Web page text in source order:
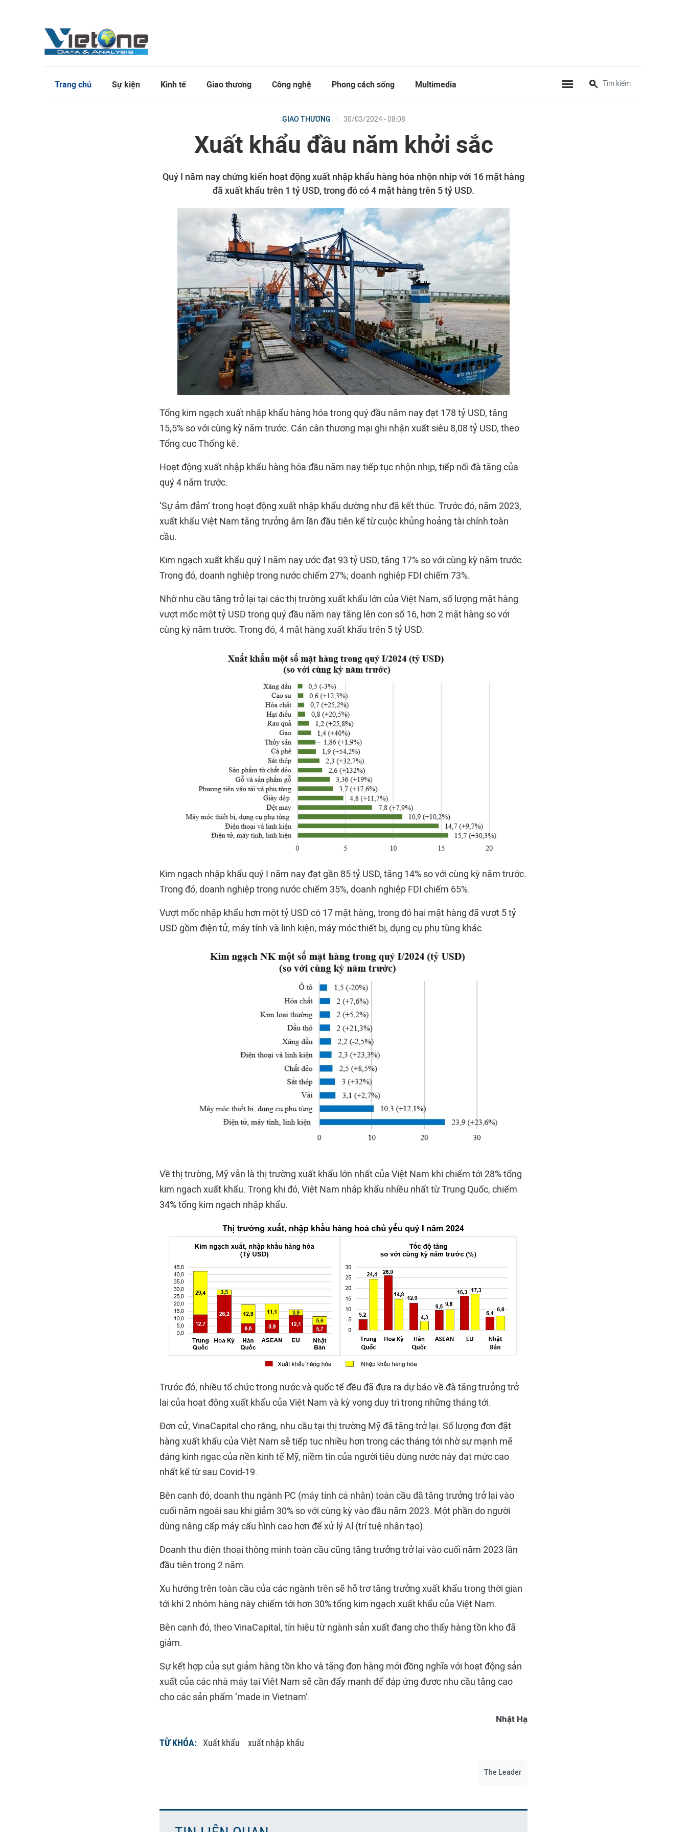
Trang chủ Sự kiện Kinh tế Giao thương Công nghệ Phong cách sống Multimedia
GIAO THƯƠNG 30/03/2024 - 08:08
Xuất khẩu đầu năm khởi sắc
Quý I năm nay chứng kiến hoạt động xuất nhập khẩu hàng hóa nhộn nhịp với 16 mặt hàng
đã xuất khẩu trên 1 tỷ USD, trong đó có 4 mặt hàng trên 5 tỷ USD.
Tổng kim ngạch xuất nhập khẩu hàng hóa trong quý đầu năm nay đạt 178 tỷ USD, tăng
15,5% so với cùng kỳ năm trước. Cán cân thương mại ghi nhận xuất siêu 8,08 tỷ USD, theo
Tổng cục Thống kê.
Hoạt động xuất nhập khẩu hàng hóa đầu năm nay tiếp tục nhộn nhịp, tiếp nối đà tăng của
quý 4 năm trước.
‘Sự ảm đảm’ trong hoạt động xuất nhập khẩu dường như đã kết thúc. Trước đó, năm 2023,
xuất khẩu Việt Nam tăng trưởng âm lần đầu tiên kể từ cuộc khủng hoảng tài chính toàn
cầu.
Kim ngạch xuất khẩu quý I năm nay ước đạt 93 tỷ USD, tăng 17% so với cùng kỳ năm trước.
Trong đó, doanh nghiệp trong nước chiếm 27%; doanh nghiệp FDI chiếm 73%.
Nhờ nhu cầu tăng trở lại tại các thị trường xuất khẩu lớn của Việt Nam, số lượng mặt hàng
vượt mốc một tỷ USD trong quý đầu năm nay tăng lên con số 16, hơn 2 mặt hàng so với
cùng kỳ năm trước. Trong đó, 4 mặt hàng xuất khẩu trên 5 tỷ USD.
Kim ngạch nhập khẩu quý I năm nay đạt gần 85 tỷ USD, tăng 14% so với cùng kỳ năm trước.
Trong đó, doanh nghiệp trong nước chiếm 35%, doanh nghiệp FDI chiếm 65%.
Vượt mốc nhập khẩu hơn một tỷ USD có 17 mặt hàng, trong đó hai mặt hàng đã vượt 5 tỷ
USD gồm điện tử, máy tính và linh kiện; máy móc thiết bị, dụng cụ phụ tùng khác.
Về thị trường, Mỹ vẫn là thị trường xuất khẩu lớn nhất của Việt Nam khi chiếm tới 28% tổng
kim ngạch xuất khẩu. Trong khi đó, Việt Nam nhập khẩu nhiều nhất từ Trung Quốc, chiếm
34% tổng kim ngạch nhập khẩu.
Trước đó, nhiều tổ chức trong nước và quốc tế đều đã đưa ra dự báo về đà tăng trưởng trở
lại của hoạt động xuất khẩu của Việt Nam và kỳ vọng duy trì trong những tháng tới.
Đơn cử, VinaCapital cho rằng, nhu cầu tại thị trường Mỹ đã tăng trở lại. Số lượng đơn đặt
hàng xuất khẩu của Việt Nam sẽ tiếp tục nhiều hơn trong các tháng tới nhờ sự mạnh mẽ
đáng kinh ngạc của nền kinh tế Mỹ, niềm tin của người tiêu dùng nước này đạt mức cao
nhất kể từ sau Covid-19.
Bên cạnh đó, doanh thu ngành PC (máy tính cá nhân) toàn cầu đã tăng trưởng trở lại vào
cuối năm ngoái sau khi giảm 30% so với cùng kỳ vào đầu năm 2023. Một phần do người
dùng nâng cấp máy cấu hình cao hơn để xử lý Al (trí tuệ nhân tạo).
Doanh thu điện thoại thông minh toàn cầu cũng tăng trưởng trở lại vào cuối năm 2023 lần
đầu tiên trong 2 năm.
Xu hướng trên toàn cầu của các ngành trên sẽ hỗ trợ tăng trưởng xuất khẩu trong thời gian
tới khi 2 nhóm hàng này chiếm tới hơn 30% tổng kim ngạch xuất khẩu của Việt Nam.
Bên cạnh đó, theo VinaCapital, tín hiệu từ ngành sản xuất đang cho thấy hàng tồn kho đã
giảm.
Sự kết hợp của sụt giảm hàng tồn kho và tăng đơn hàng mới đồng nghĩa với hoạt động sản
xuất của các nhà máy tại Việt Nam sẽ cần đẩy mạnh để đáp ứng được nhu cầu tăng cao
cho các sản phẩm ‘made in Vietnam’.
Nhật Hạ
TỪ KHÓA: Xuất khẩu xuất nhập khẩu
The Leader